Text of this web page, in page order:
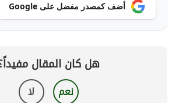
أضف كمصدر مفضل على Google
هل كان المقال
نعم لا